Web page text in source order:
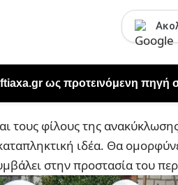
ως προτεινόμενη πηγή
τους φίλους της
ιδέα. Θα
στην προστασία του